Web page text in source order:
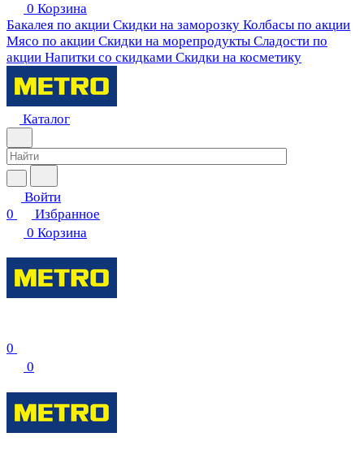
0 Корзина
Бакалея по акции Скидки на заморозку Колбасы по акции
Мясо по акции Скидки на морепродукты Сладости по
акции Напитки со скидками Скидки на косметику
Каталог
Войти
0
Избранное
0 Корзина
0
0